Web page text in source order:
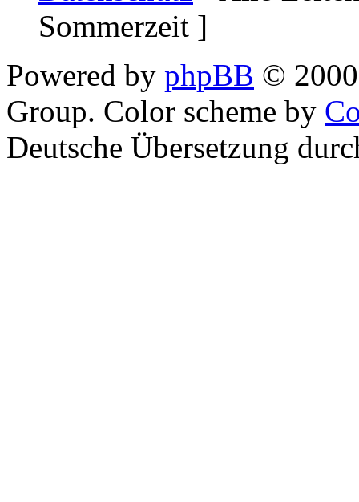
Sommerzeit ]
Powered by phpBB ©
Group. Color scheme by
Deutsche Übersetzung